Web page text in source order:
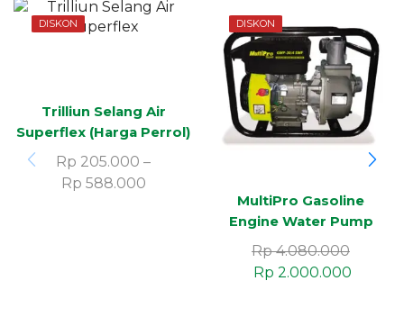
DISKON
Trilliun Selang Air
Superflex (Harga Perrol)
Rp 205.000 –
Rp 588.000
DISKON
MultiPro Gasoline
Engine Water Pump
GWP-30/4 SWF
Rp4.080.000
Rp 2.000.000